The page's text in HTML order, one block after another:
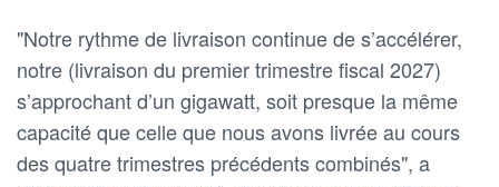
"Notre rythme de livraison continue de s’accélérer,
notre (livraison du premier trimestre fiscal 2027)
s’approchant d’un gigawatt, soit presque la même
capacité que celle que nous avons livrée au cours
des quatre trimestres précédents combinés", a